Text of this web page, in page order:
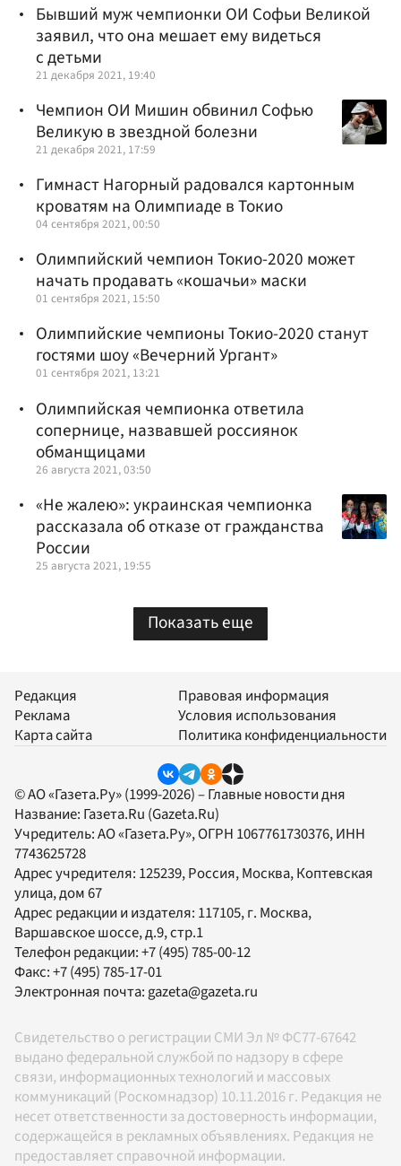
Бывший муж чемпионки ОИ Софьи Великой
заявил, что она мешает ему видеться
с детьми
21 декабря 2021, 19:40
Чемпион ОИ Мишин обвинил Софью
Великую в звездной болезни
21 декабря 2021, 17:59
Гимнаст Нагорный радовался картонным
кроватям на Олимпиаде в Токио
04 сентября 2021, 00:50
Олимпийский чемпион Токио-2020 может
начать продавать «кошачьи» маски
01 сентября 2021, 15:50
Олимпийские чемпионы Токио-2020 станут
гостями шоу «Вечерний Ургант»
01 сентября 2021, 13:21
Олимпийская чемпионка ответила
сопернице, назвавшей россиянок
обманщицами
26 августа 2021, 03:50
«Не жалею»: украинская чемпионка
рассказала об отказе от гражданства
России
25 августа 2021, 19:55
Показать еще
Редакция
Реклама
Карта сайта
Правовая информация
Условия использования
Политика конфиденциальности
© АО «Газета.Ру» (1999-2026) – Главные новости дня
Название: Газета.Ru (Gazeta.Ru)
Учредитель:АО «Газета.Ру», ОГРН 1067761730376, ИНН
7743625728
Адрес учредителя: 125239, Россия, Москва, Коптевская
улица, дом 67
Адрес редакции и издателя: 117105, г. Москва,
Варшавское шоссе, д.9, стр.1
Телефон редакции:+7 (495) 785-00-12
Факс:+7 (495) 785-17-01
Электронная почта:gazeta@gazeta.ru
Свидетельство о регистрации СМИ Эл № ФС77-67642
выдано федеральной службой по надзору в сфере
связи, информационных технологий и массовых
коммуникаций (Роскомнадзор) 10.11.2016 г. Редакция не
несет ответственности за достоверность информации,
содержащейся в рекламных объявлениях. Редакция не
предоставляет справочной информации.